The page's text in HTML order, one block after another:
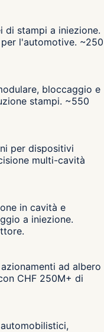
di stampi a iniezione.
l'automotive. ~250
bloccaggio e
stampi. ~550
per dispositivi
multi-cavità
in cavità e
a iniezione.
ad albero
CHF 250M+ di